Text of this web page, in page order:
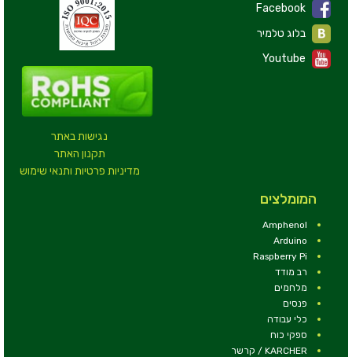
נגישות באתר
תקנון האתר
מדיניות פרטיות ותנאי שימוש
Facebook
Youtube
המומלצים
Amphenol
Arduino
Raspberry Pi
רב מודד
מלחמים
פנסים
כלי עבודה
ספקי כוח
KARCHER / קרשר